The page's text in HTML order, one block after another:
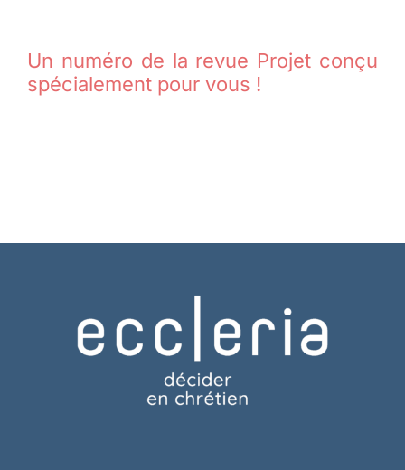
Un numéro de la revue Projet conçu
spécialement pour vous !